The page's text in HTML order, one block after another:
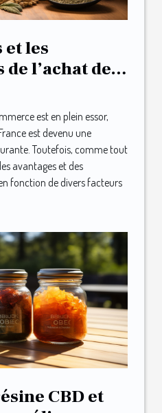
et les
l’achat de
France
est en plein essor,
est devenu une
Toutefois, comme tout
avantages et des
fonction de divers facteurs
CBD et